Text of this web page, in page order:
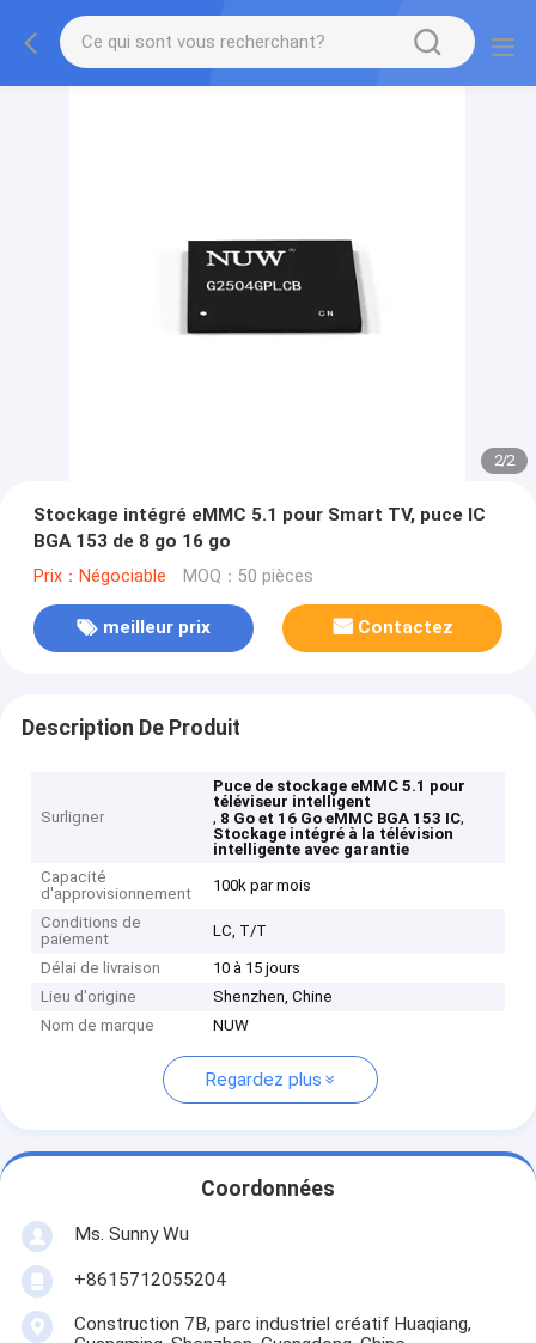
2/2
Stockage intégré eMMC 5.1 pour Smart TV, puce IC
BGA 153 de 8 go 16 go
Prix：Négociable MOQ：50 pièces
meilleur prix Contactez
Description De Produit
Surligner
Puce de stockage eMMC 5.1 pour
téléviseur intelligent
, 8 Go et 16 Go eMMC BGA 153 IC,
Stockage intégré à la télévision
intelligente avec garantie
Capacité
d'approvisionnement
100k par mois
Conditions de
paiement
LC, T/T
Délai de livraison
10 à 15 jours
Lieu d'origine
Shenzhen, Chine
Nom de marque
NUW
Regardez plus
Coordonnées
Ms. Sunny Wu
+8615712055204
Construction 7B, parc industriel créatif Huaqiang,